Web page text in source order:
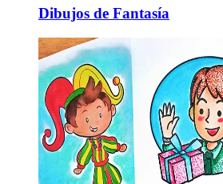
Dibujos de Fantasía